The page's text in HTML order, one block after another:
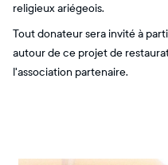
religieux ariégeois.
Tout donateur sera invité à
autour de ce projet de
l'association partenaire.